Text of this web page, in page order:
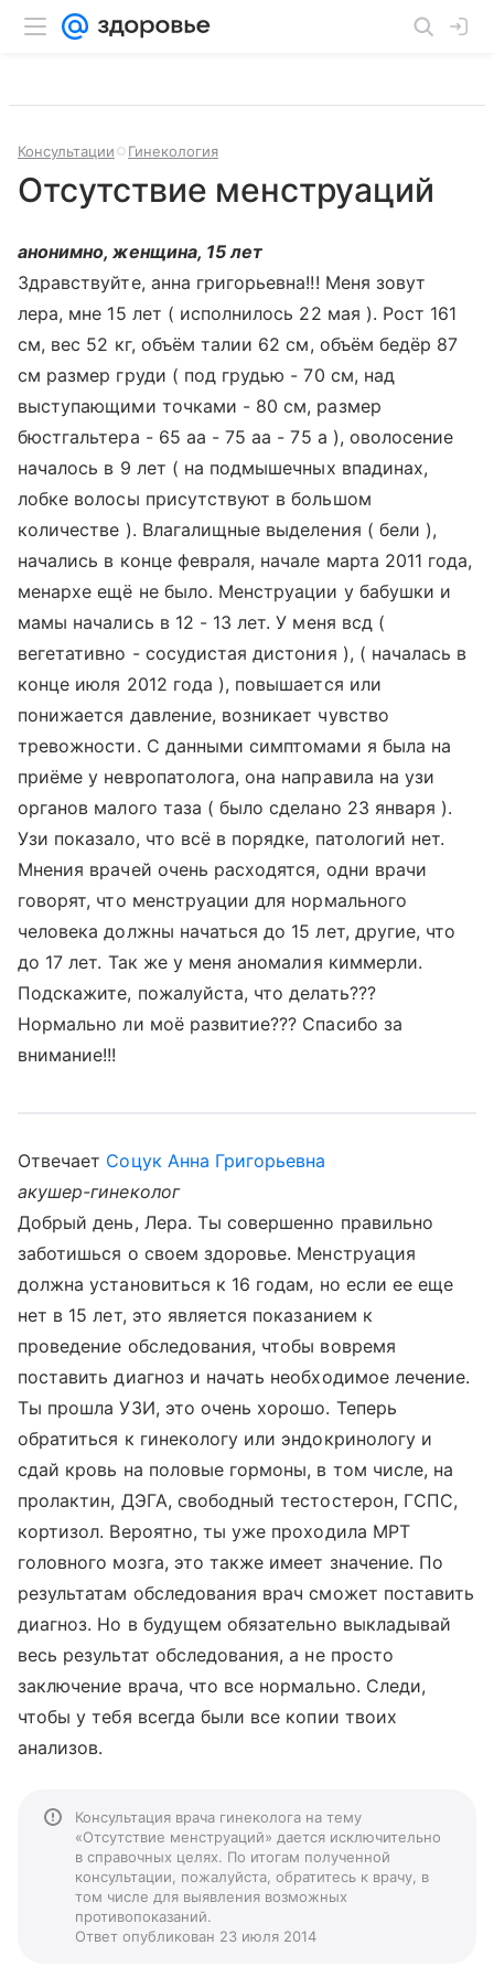
Консультации Гинекология
Отсутствие менструаций
анонимно, женщина, 15 лет
Здравствуйте, анна григорьевна!!! Меня зовут
лера, мне 15 лет ( исполнилось 22 мая ). Рост 161
см, вес 52 кг, объём талии 62 см, объём бедёр 87
см размер груди ( под грудью - 70 см, над
выступающими точками - 80 см, размер
бюстгальтера - 65 аа - 75 аа - 75 а ), оволосение
началось в 9 лет ( на подмышечных впадинах,
лобке волосы присутствуют в большом
количестве ). Влагалищные выделения ( бели ),
начались в конце февраля, начале марта 2011 года,
менархе ещё не было. Менструации у бабушки и
мамы начались в 12 - 13 лет. У меня всд (
вегетативно - сосудистая дистония ), ( началась в
конце июля 2012 года ), повышается или
понижается давление, возникает чувство
тревожности. С данными симптомами я была на
приёме у невропатолога, она направила на узи
органов малого таза ( было сделано 23 января ).
Узи показало, что всё в порядке, патологий нет.
Мнения врачей очень расходятся, одни врачи
говорят, что менструации для нормального
человека должны начаться до 15 лет, другие, что
до 17 лет. Так же у меня аномалия киммерли.
Подскажите, пожалуйста, что делать???
Нормально ли моё развитие??? Спасибо за
внимание!!!
Отвечает Соцук Анна Григорьевна
акушер-гинеколог
Добрый день, Лера. Ты совершенно правильно
заботишься о своем здоровье. Менструация
должна установиться к 16 годам, но если ее еще
нет в 15 лет, это является показанием к
проведение обследования, чтобы вовремя
поставить диагноз и начать необходимое лечение.
Ты прошла УЗИ, это очень хорошо. Теперь
обратиться к гинекологу или эндокринологу и
сдай кровь на половые гормоны, в том числе, на
пролактин, ДЭГА, свободный тестостерон, ГСПС,
кортизол. Вероятно, ты уже проходила МРТ
головного мозга, это также имеет значение. По
результатам обследования врач сможет поставить
диагноз. Но в будущем обязательно выкладывай
весь результат обследования, а не просто
заключение врача, что все нормально. Следи,
чтобы у тебя всегда были все копии твоих
анализов.
Консультация врача гинеколога на тему
«Отсутствие менструаций» дается исключительно
в справочных целях. По итогам полученной
консультации, пожалуйста, обратитесь к врачу, в
том числе для выявления возможных
противопоказаний.
Ответ опубликован 23 июля 2014